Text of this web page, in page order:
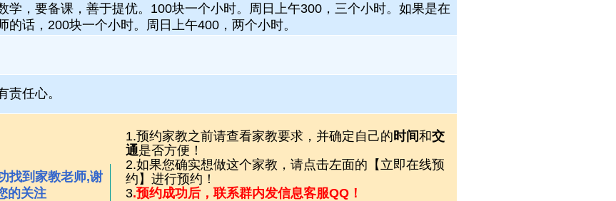
学，要备课，善于提优。100块一个小时。周日上午300，三个小时。如果是在
的话，200块一个小时。周日上午400，两个小时。
责任心。
找到家教老师,谢
的关注
1.预约家教之前请查看家教要求，并确定自己的时间和交
通是否方便！
2.如果您确实想做这个家教，请点击左面的【立即在线预
约】进行预约！
3.预约成功后，联系群内发信息客服QQ！